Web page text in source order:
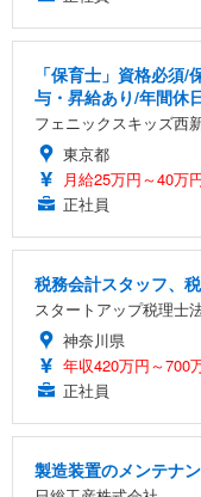
「保育士」資格必須
与・昇給あり/年間休
フェニックスキッズ西
東京都
月給25万円～40万
正社員
税務会計スタッフ、
スタートアップ税理士
神奈川県
年収420万円～700
正社員
製造装置のメンテナ